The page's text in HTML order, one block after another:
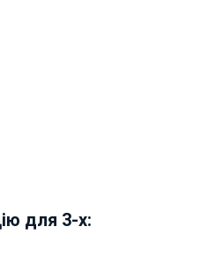
для 3-х: